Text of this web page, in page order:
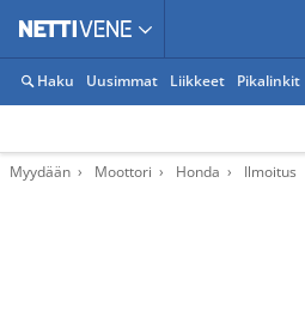
Haku Uusimmat Liikkeet Pikalinkit
Myydään Moottori Honda Ilmoitus